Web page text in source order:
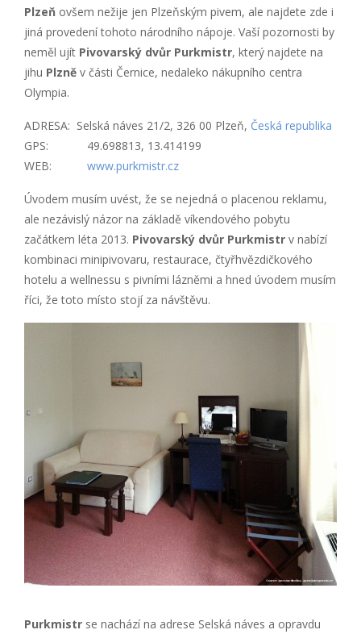
Plzeň ovšem nežije jen Plzeňským pivem, ale najdete zde i
jiná provedení tohoto národního nápoje. Vaší pozornosti by
neměl ujít Pivovarský dvůr Purkmistr, který najdete na
jihu Plzně v části Černice, nedaleko nákupního centra
Olympia.
ADRESA: Selská náves 21/2, 326 00 Plzeň, Česká republika
GPS: 49.698813, 13.414199
WEB: www.purkmistr.cz
Úvodem musím uvést, že se nejedná o placenou reklamu,
ale nezávislý názor na základě víkendového pobytu
začátkem léta 2013. Pivovarský dvůr Purkmistr v nabízí
kombinaci minipivovaru, restaurace, čtyřhvězdičkového
hotelu a wellnessu s pivními lázněmi a hned úvodem musím
říci, že toto místo stojí za návštěvu.
Purkmistr se nachází na adrese Selská náves a opravdu